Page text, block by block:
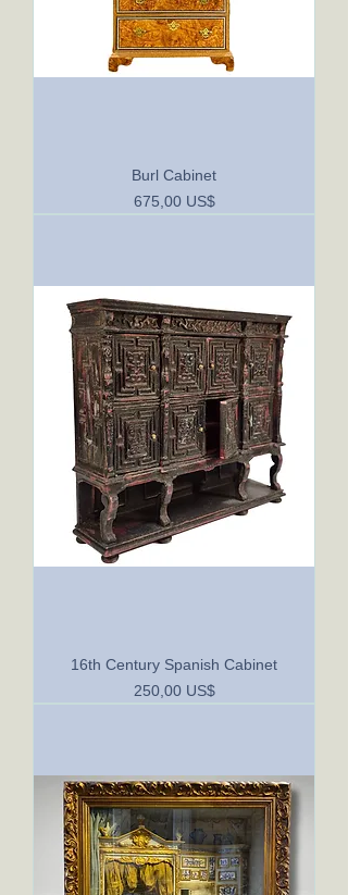
Burl Cabinet
Precio
675,00 US$
16th Century Spanish Cabinet
Precio
250,00 US$